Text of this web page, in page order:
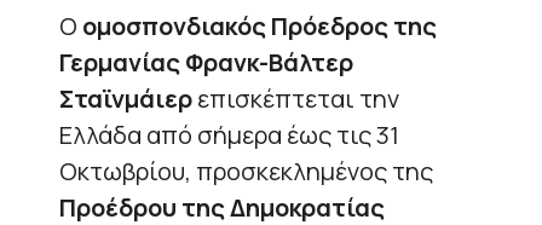
Ο ομοσπονδιακός Πρόεδρος της
Γερμανίας Φρανκ-Βάλτερ
Σταϊνμάιερεπισκέπτεται την
Ελλάδα από σήμερα έως τις 31
Οκτωβρίου, προσκεκλημένος της
Προέδρου της Δημοκρατίας